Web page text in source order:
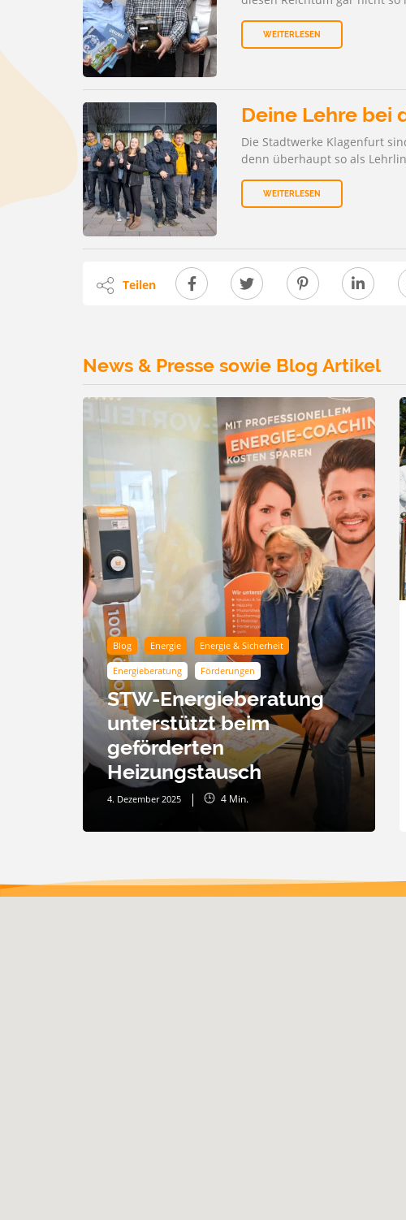
UNSER
ZU DEN
WEITERLESEN
Deine Lehre bei
Die Stadtwerke Klagenfurt
denn überhaupt so als
WEITERLESEN
Teilen
News & Presse sowie Blog Artikel
Blog Energie Energie & Sicherheit
Energieberatung Förderungen
STW-Energieberatung
unterstützt beim
geförderten
Heizungstausch
4. Dezember 2025 4 Min.